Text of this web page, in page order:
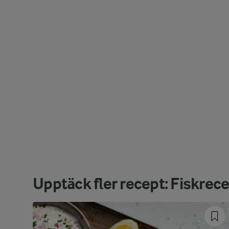
Upptäck fler recept: